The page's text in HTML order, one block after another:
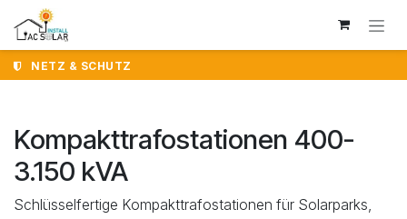
Zum Inhalt springen
NETZ & SCHUTZ
Kompakttrafostationen 400-
3.150 kVA
Schlüsselfertige Kompakttrafostationen für Solarparks,